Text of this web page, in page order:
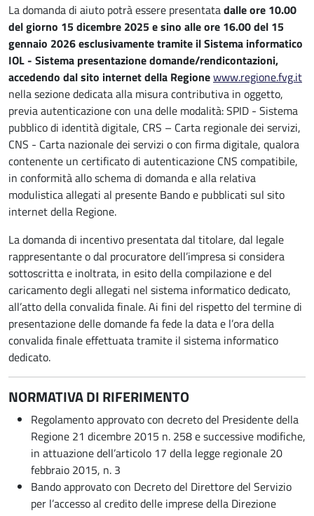
La domanda di aiuto potrà essere presentatadalle ore 10.00
del giorno 15 dicembre 2025 e sino alle ore 16.00 del 15
gennaio 2026 esclusivamente tramite il Sistema informatico
IOL - Sistema presentazione domande/rendicontazioni,
accedendo dal sito internet della Regionewww.regione.fvg.it
nella sezione dedicata alla misura contributiva in oggetto,
previa autenticazione con una delle modalità: SPID - Sistema
pubblico di identità digitale, CRS – Carta regionale dei servizi,
CNS - Carta nazionale dei servizi o con firma digitale, qualora
contenente un certificato di autenticazione CNS compatibile,
in conformità allo schema di domanda e alla relativa
modulistica allegati al presente Bando e pubblicati sul sito
internet della Regione.
La domanda di incentivo presentata dal titolare, dal legale
rappresentante o dal procuratore dell’impresa si considera
sottoscritta e inoltrata, in esito della compilazione e del
caricamento degli allegati nel sistema informatico dedicato,
all’atto della convalida finale. Ai fini del rispetto del termine di
presentazione delle domande fa fede la data e l’ora della
convalida finale effettuata tramite il sistema informatico
dedicato.
NORMATIVA DI RIFERIMENTO
Regolamento approvato con decreto del Presidente della
Regione 21 dicembre 2015 n. 258 e successive modifiche,
in attuazione dell’articolo 17 della legge regionale 20
febbraio 2015, n. 3
Bando approvato con Decreto del Direttore del Servizio
per l’accesso al credito delle imprese della Direzione